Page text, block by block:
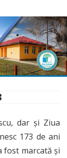
dar și Ziua
173 de ani
fost marcată și